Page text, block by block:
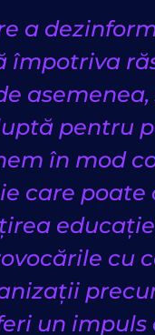
a
împotriva
pentru
în mod
care
cu
un